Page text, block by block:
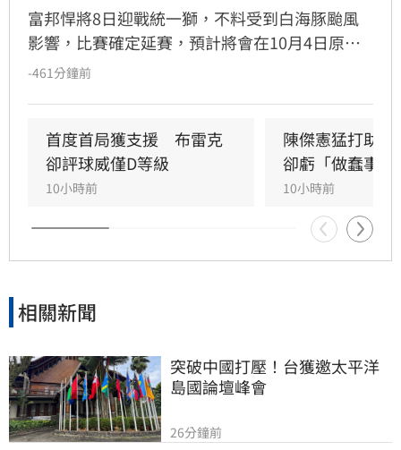
富邦悍將8日迎戰統一獅，不料受到白海豚颱風
影響，比賽確定延賽，預計將會在10月4日原場
地原時間進行。
-461分鐘前
首度首局獲支援　布雷克
卻評球威僅D等級
10小時前
陳傑憲猛打助2
卻虧「做蠢事」
10小時前
相關新聞
突破中國打壓！台獲邀太平洋
島國論壇峰會
26分鐘前